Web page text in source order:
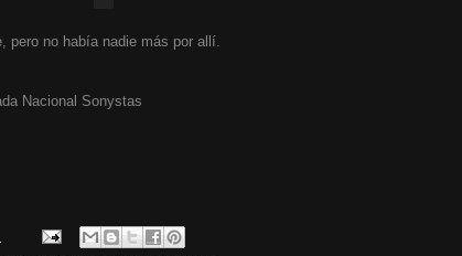
pero no había nadie más por allí.
Nacional Sonystas